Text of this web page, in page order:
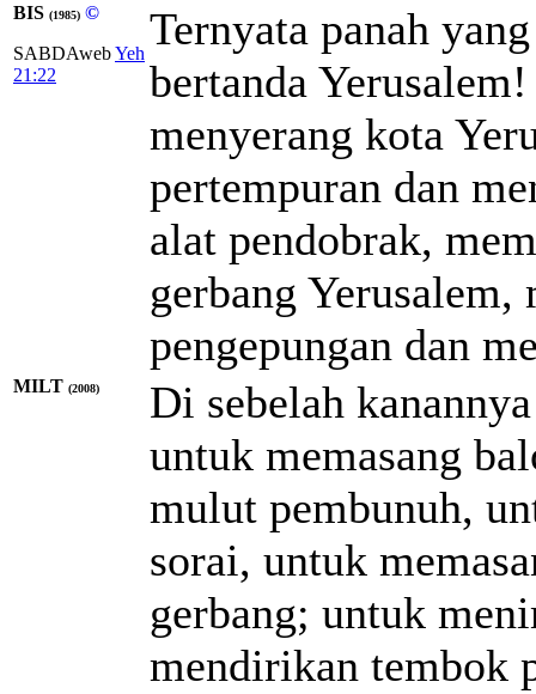
BIS (1985) ©
SABDAwebYeh
21:22
Ternyata panah
bertanda
menyerang kota
pertempuran dan
alat pendobrak,
gerbang
pengepungan dan
MILT (2008)
Di sebelah
untuk memasang
mulut pembunuh,
sorai, untuk
gerbang; untuk
mendirikan tembok